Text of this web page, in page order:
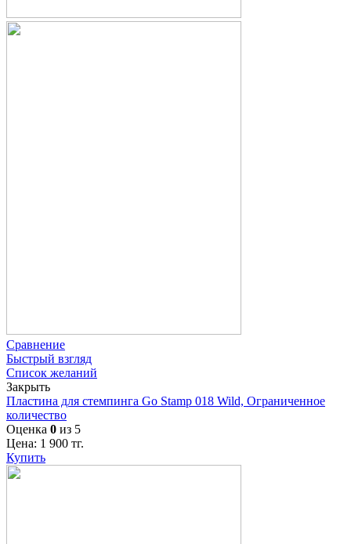
Сравнение
Быстрый взгляд
Список желаний
Закрыть
Пластина для стемпинга Go Stamp 018 Wild, Ограниченное
количество
Оценка 0 из 5
Цена: 1 900 тг.
Купить